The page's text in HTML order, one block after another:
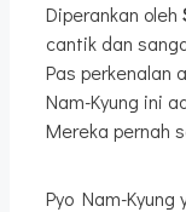
Diperankan oleh
cantik dan
Pas perkenalan
Nam-Kyung ini
Mereka pernah
Pyo Nam-Kyung